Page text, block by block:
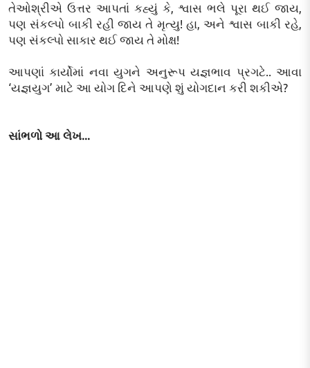
તેઓશ્રીએ ઉત્તર આપતાં કહ્યું કે, શ્વાસ ભલે પૂરા થઈ જાય,
પણ સંકલ્પો બાકી રહી જાય તે મૃત્યુ! હા, અને શ્વાસ બાકી રહે,
પણ સંકલ્પો સાકાર થઈ જાય તે મોક્ષ!
આપણાં કાર્યોમાં નવા યુગને અનુરૂપ યજ્ઞભાવ પ્રગટે.. આવા
‘યજ્ઞયુગ’ માટે આ યોગ દિને આપણે શું યોગદાન કરી શકીએ?
સાંભળો આ લેખ...